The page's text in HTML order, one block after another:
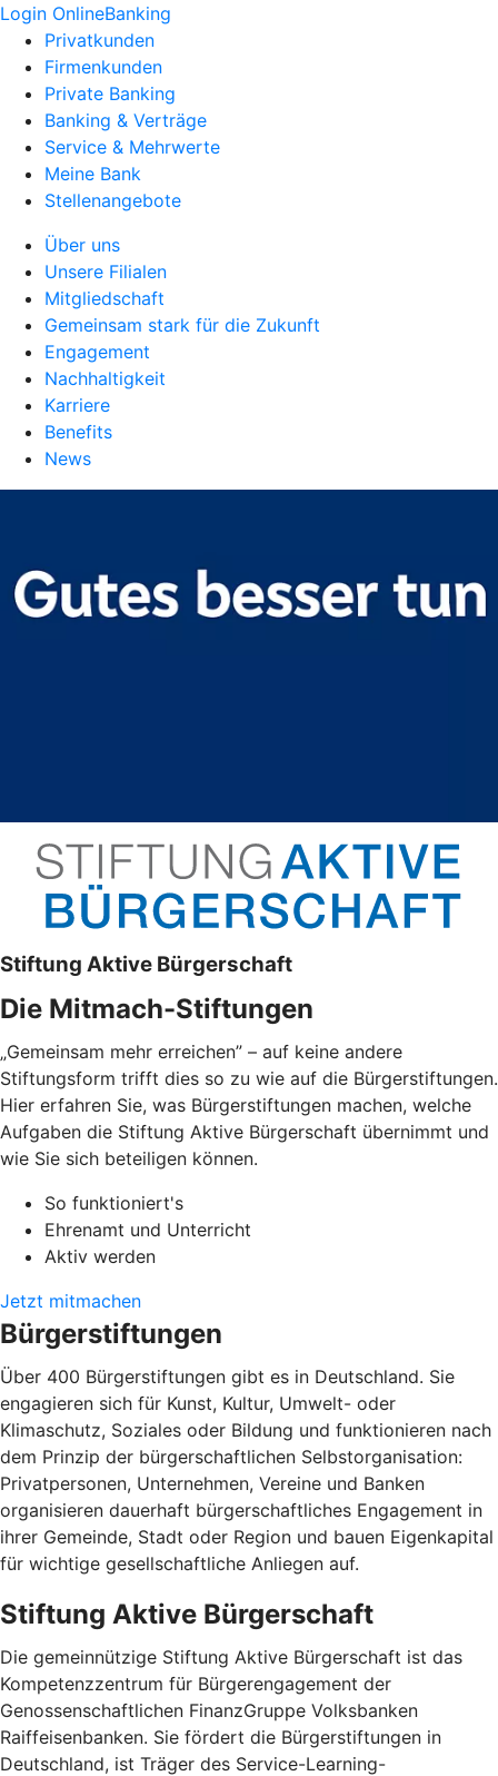
Login OnlineBanking
Privatkunden
Firmenkunden
Private Banking
Banking & Verträge
Service & Mehrwerte
Meine Bank
Stellenangebote
Über uns
Unsere Filialen
Mitgliedschaft
Gemeinsam stark für die Zukunft
Engagement
Nachhaltigkeit
Karriere
Benefits
News
Stiftung Aktive Bürgerschaft
Die Mitmach-Stiftungen
„Gemeinsam mehr erreichen” – auf keine andere
Stiftungsform trifft dies so zu wie auf die Bürgerstiftungen.
Hier erfahren Sie, was Bürgerstiftungen machen, welche
Aufgaben die Stiftung Aktive Bürgerschaft übernimmt und
wie Sie sich beteiligen können.
So funktioniert's
Ehrenamt und Unterricht
Aktiv werden
Jetzt mitmachen
Bürgerstiftungen
Über 400 Bürgerstiftungen gibt es in Deutschland. Sie
engagieren sich für Kunst, Kultur, Umwelt- oder
Klimaschutz, Soziales oder Bildung und funktionieren nach
dem Prinzip der bürgerschaftlichen Selbstorganisation:
Privatpersonen, Unternehmen, Vereine und Banken
organisieren dauerhaft bürgerschaftliches Engagement in
ihrer Gemeinde, Stadt oder Region und bauen Eigenkapital
für wichtige gesellschaftliche Anliegen auf.
Stiftung Aktive Bürgerschaft
Die gemeinnützige Stiftung Aktive Bürgerschaft ist das
Kompetenzzentrum für Bürgerengagement der
Genossenschaftlichen FinanzGruppe Volksbanken
Raiffeisenbanken. Sie fördert die Bürgerstiftungen in
Deutschland, ist Träger des Service-Learning-